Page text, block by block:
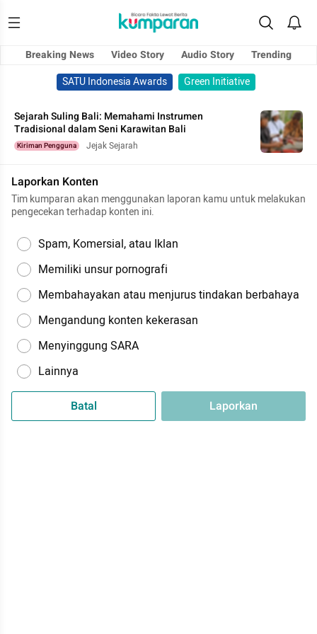
Breaking News Video Story Audio Story
Trending
SATU Indonesia Awards
Green Initiative
Sejarah Suling Bali: Memahami Instrumen
Tradisional dalam Seni Karawitan Bali
Kiriman Pengguna Jejak Sejarah
Laporkan Konten
Tim kumparan akan menggunakan laporan kamu untuk melakukan
pengecekan terhadap konten ini.
Spam, Komersial, atau Iklan
Memiliki unsur pornografi
Membahayakan atau menjurus tindakan berbahaya
Mengandung konten kekerasan
Menyinggung SARA
Lainnya
Batal Laporkan